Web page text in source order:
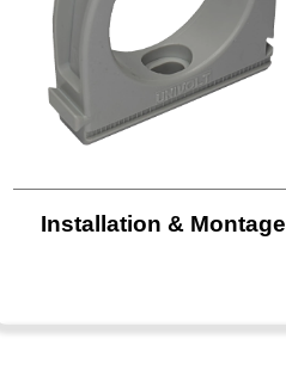
Installation & Montage